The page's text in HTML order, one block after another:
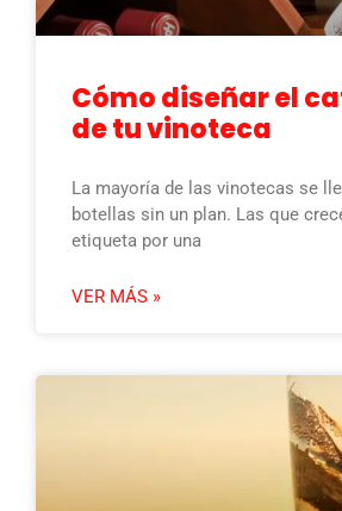
Cómo diseñar el
de tu vinoteca
La mayoría de las vinotecas se
botellas sin un plan. Las que
etiqueta por una
VER MÁS »